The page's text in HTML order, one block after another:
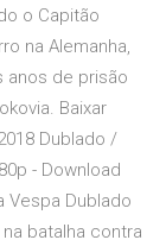
o Capitão
na Alemanha,
anos de prisão
Baixar
Dublado /
- Download
Vespa Dublado
batalha contra